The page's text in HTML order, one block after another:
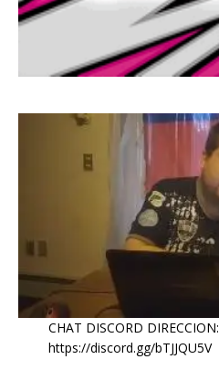
CHAT DISCORD DIRECCION:
https://discord.gg/bTJJQU5V